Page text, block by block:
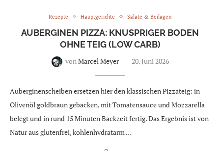
Rezepte Hauptgerichte Salate & Beilagen
AUBERGINEN PIZZA: KNUSPRIGER BODEN
OHNE TEIG (LOW CARB)
von Marcel Meyer 20. Juni 2026
Auberginenscheiben ersetzen hier den klassischen Pizzateig: in
Olivenöl goldbraun gebacken, mit Tomatensauce und Mozzarella
belegt und in rund 15 Minuten Backzeit fertig. Das Ergebnis ist von
Natur aus glutenfrei, kohlenhydratarm …